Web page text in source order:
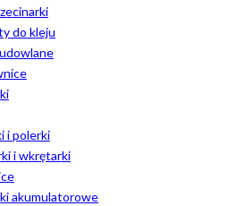
do kleju
i polerki
i wkrętarki
akumulatorowe